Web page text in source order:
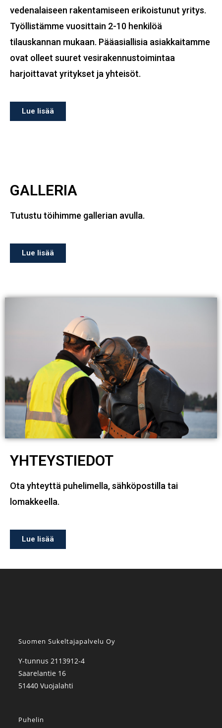
vedenalaiseen rakentamiseen erikoistunut yritys.
Työllistämme vuosittain 2-10 henkilöä
tilauskannan mukaan. Pääasiallisia asiakkaitamme
ovat olleet suuret vesirakennustoimintaa
harjoittavat yritykset ja yhteisöt.
Lue lisää
GALLERIA
Tutustu töihimme gallerian avulla.
Lue lisää
YHTEYSTIEDOT
Ota yhteyttä puhelimella, sähköpostilla tai
lomakkeella.
Lue lisää
Suomen Sukeltajapalvelu Oy
Y-tunnus 2113912-4
Saarelantie 16
51440 Vuojalahti
Puhelin